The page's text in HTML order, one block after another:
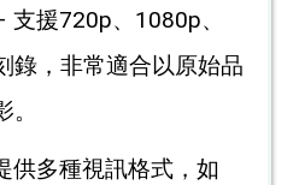
支援720p、1080p、
錄，非常適合以原始品
供多種視訊格式，如